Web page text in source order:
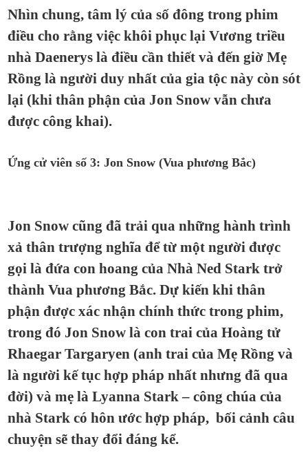
Nhìn chung, tâm lý của số đông trong phim
điều cho rằng việc khôi phục lại Vương triều
nhà Daenerys là điều cần thiết và đến giờ Mẹ
Rồng là người duy nhất của gia tộc này còn sót
lại (khi thân phận của Jon Snow vẫn chưa
được công khai).
Ứng cử viên số 3: Jon Snow (Vua phương Bắc)
Jon Snow cũng đã trải qua những hành trình
xả thân trượng nghĩa để từ một người được
gọi là đứa con hoang của Nhà Ned Stark trở
thành Vua phương Bắc. Dự kiến khi thân
phận được xác nhận chính thức trong phim,
trong đó Jon Snow là con trai của Hoàng tử
Rhaegar Targaryen (anh trai của Mẹ Rồng và
là người kế tục hợp pháp nhất nhưng đã qua
đời) và mẹ là Lyanna Stark – công chúa của
nhà Stark có hôn ước hợp pháp, bối cảnh câu
chuyện sẽ thay đổi đáng kể.